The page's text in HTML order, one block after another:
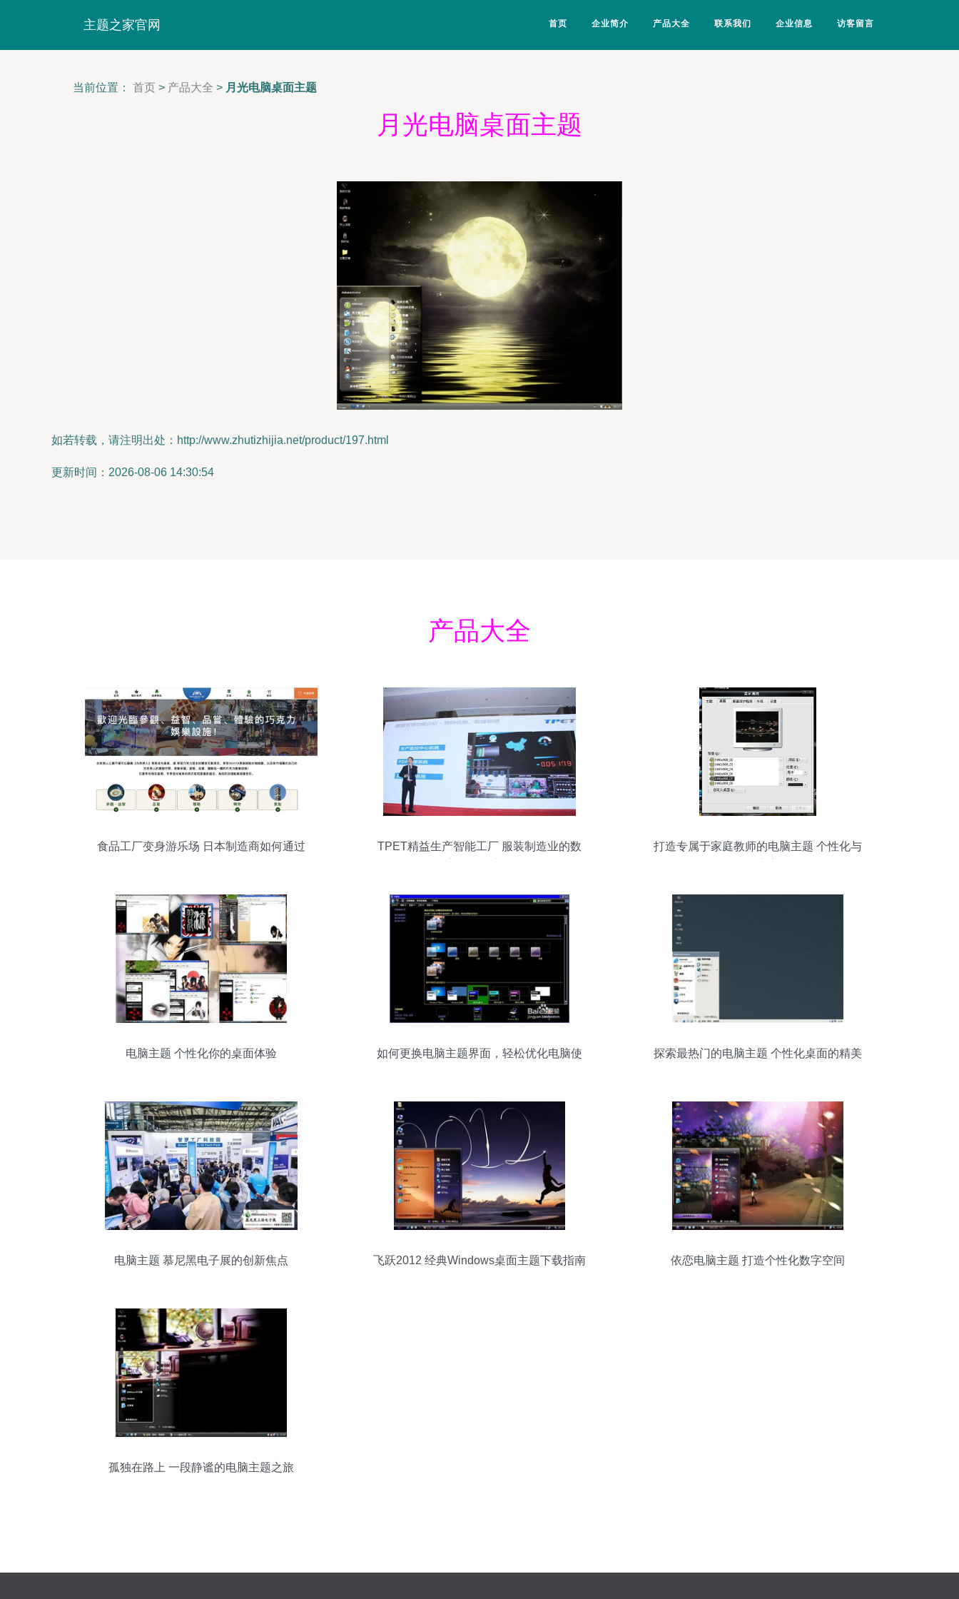
主题之家官网 首页 企业简介 产品大全 联系我们 企业信息 访客留言
当前位置： 首页 > 产品大全 > 月光电脑桌面主题
月光电脑桌面主题
如若转载，请注明出处：http://www.zhutizhijia.net/product/197.html
更新时间：2026-08-06 14:30:54
产品大全
食品工厂变身游乐场 日本制造商如何通过
TPET精益生产智能工厂 服装制造业的数
打造专属于家庭教师的电脑主题 个性化与
电脑主题 个性化你的桌面体验
如何更换电脑主题界面，轻松优化电脑使
探索最热门的电脑主题 个性化桌面的精美
电脑主题 慕尼黑电子展的创新焦点 飞跃2012 经典Windows桌面主题下载指南 依恋电脑主题 打造个性化数字空间
孤独在路上 一段静谧的电脑主题之旅